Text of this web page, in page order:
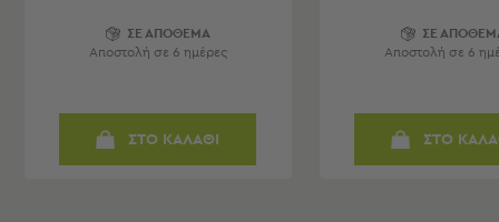
Τσάντες
ΣΕ ΑΠΟΘΕΜΑ
Αποστολή σε 6 ημέρες
ΣΤΟ ΚΑΛΑΘΙ
ΣΕ
Αποστολή σε 6
ΣΤΟ